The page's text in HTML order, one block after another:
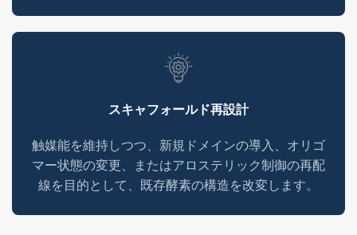
スキャフォールド再設計
触媒能を維持しつつ、新規ドメインの導入、オリゴ
マー状態の変更、またはアロステリック制御の再配
線を目的として、既存酵素の構造を改変します。